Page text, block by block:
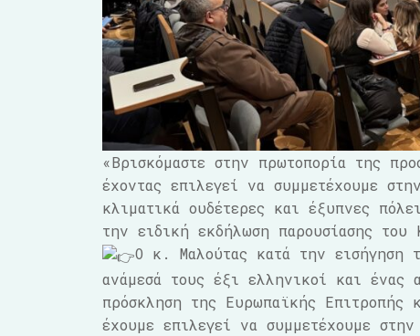
«Βρισκόμαστε στην πρωτοπορία της
έχοντας επιλεγεί να συμμετέχουμε
κλιματικά ουδέτερες και έξυπνες
την ειδική εκδήλωση παρουσίασης
Ο κ. Μαλούτας κατά την εισήγηση
ανάμεσά τους έξι ελληνικοί και ένας
πρόσκληση της Ευρωπαϊκής Επιτροπής
έχουμε επιλεγεί να συμμετέχουμε